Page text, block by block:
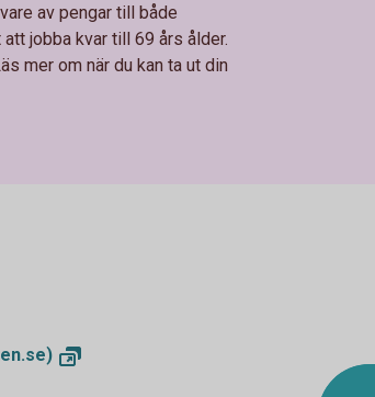
av pengar till både
jobba kvar till 69 års ålder.
mer om när du kan ta ut din